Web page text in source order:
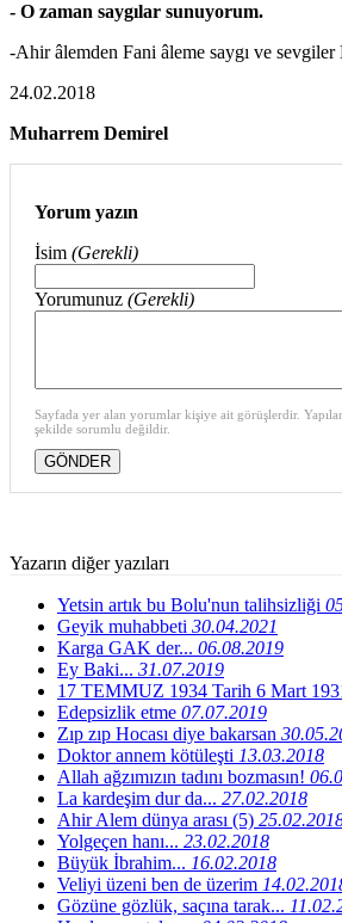
- O zaman saygılar sunuyorum.
-Ahir âlemden Fani âleme saygı ve
24.02.2018
Muharrem Demirel
Yorum yazın
İsim (Gerekli)
Yorumunuz (Gerekli)
Sayfada yer alan yorumlar kişiye ait görüşlerdir.
şekilde sorumlu değildir.
Yazarın diğer yazıları
Yetsin artık bu Bolu'nun talihsizliği
Geyik muhabbeti 30.04.2021
Karga GAK der... 06.08.2019
Ey Baki... 31.07.2019
17 TEMMUZ 1934 Tarih 6 Mart
Edepsizlik etme 07.07.2019
Zıp zıp Hocası diye bakarsan
Doktor annem kötüleşti 13.03.2018
Allah ağzımızın tadını bozmasın!
La kardeşim dur da... 27.02.2018
Ahir Alem dünya arası (5)
Yolgeçen hanı... 23.02.2018
Büyük İbrahim... 16.02.2018
Veliyi üzeni ben de üzerim
Gözüne gözlük, saçına tarak...